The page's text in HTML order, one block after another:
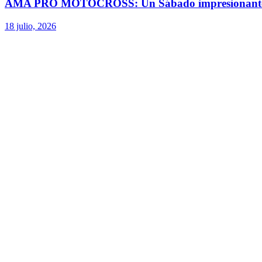
AMA PRO MOTOCROSS: Un Sábado
18 julio, 2026